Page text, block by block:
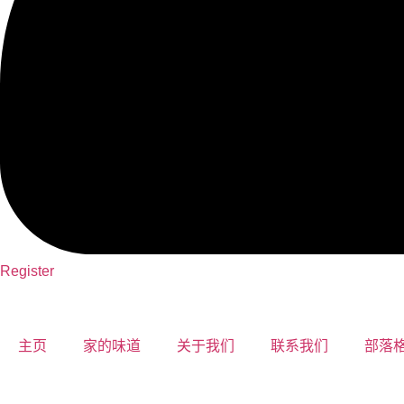
Register
主页 家的味道 关于我们 联系我们 部落